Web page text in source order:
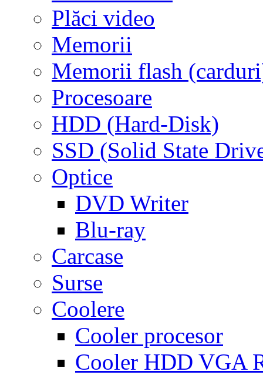
Plăci video
Memorii
Memorii flash
Procesoare
HDD (Hard-Disk)
SSD (Solid State
Optice
DVD Writer
Blu-ray
Carcase
Surse
Coolere
Cooler procesor
Cooler HDD VGA